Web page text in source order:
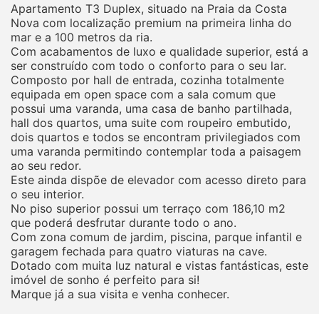
Apartamento T3 Duplex, situado na Praia da Costa
Nova com localização premium na primeira linha do
mar e a 100 metros da ria.
Com acabamentos de luxo e qualidade superior, está a
ser construído com todo o conforto para o seu lar.
Composto por hall de entrada, cozinha totalmente
equipada em open space com a sala comum que
possui uma varanda, uma casa de banho partilhada,
hall dos quartos, uma suite com roupeiro embutido,
dois quartos e todos se encontram privilegiados com
uma varanda permitindo contemplar toda a paisagem
ao seu redor.
Este ainda dispõe de elevador com acesso direto para
o seu interior.
No piso superior possui um terraço com 186,10 m2
que poderá desfrutar durante todo o ano.
Com zona comum de jardim, piscina, parque infantil e
garagem fechada para quatro viaturas na cave.
Dotado com muita luz natural e vistas fantásticas, este
imóvel de sonho é perfeito para si!
Marque já a sua visita e venha conhecer.